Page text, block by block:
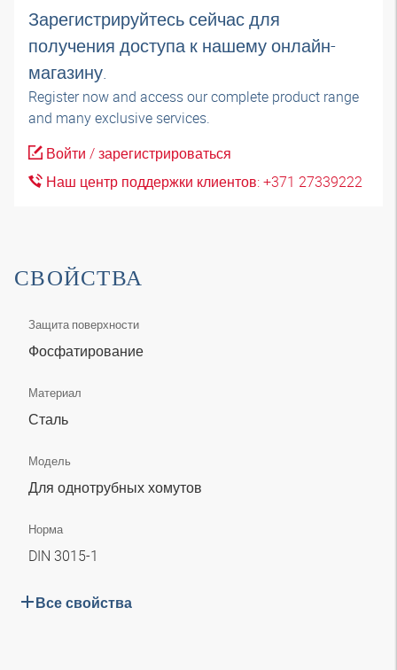
Зарегистрируйтесь сейчас для
получения доступа к нашему онлайн-
магазину.
Register now and access our complete product range
and many exclusive services.
Войти / зарегистрироваться
Наш центр поддержки клиентов: +371 27339222
СВОЙСТВА
Защита поверхности
Фосфатирование
Материал
Сталь
Модель
Для однотрубных хомутов
Норма
DIN 3015-1
Все свойства